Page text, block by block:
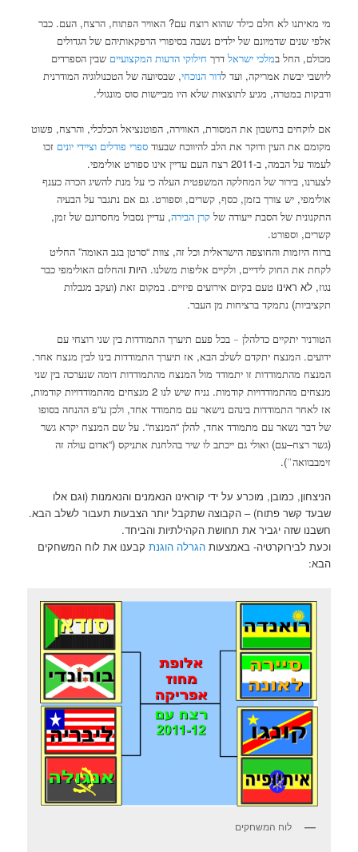
מי מאיתנו לא חלם כילד שהוא רוצח עם?האוויר הפתוח,הרצח,העם.כבר
אלפי שנים שדמיונם של ילדים נשבה בסיפורי הרפקאותיהם של הגדולים
מכולם,החל במלכי ישראל דרך חילוקי הדעות המקצועיים שבין הספרדים
ליושבי יבשת אמריקה,ועד לדור הנוכחי,שבסיועה של הטכנולוגיה המודרנית
ודבקות במטרה, מגיע לתוצאות שלא היו מביישות סוס מונגולי.
אם לוקחים בחשבון את המסורת,האווירה,הפוטנציאל הכלכלי,והרצח, פשוט
מקומם את העין ודוקר את הלב להיווכח שבעודספרי פודלים וציידי יונים זכו
לעמוד על הבמה,ב-2011 רצח העם עדיין אינו ספורט אולימפי.
לצערנו,בירור של המחלקה המשפטית העלה כי על מנת להשיג הכרה כענף
אולימפי,יש צורך בזמן,כסף,קשרים,וספורט.גם אם נתגבר על הבעיה
התקנונית של הסבת ייעודה שלקרן הבירה,עדיין נסבול מחסרונם של זמן,
קשרים,וספורט.
ברוח היזמות והחוצפה הישראלית וכל זה,צוות“סרטן בגב האומה”החליט
לקחת את החוק לידיים,ולקיים אליפות משלנו. היות והחלום האולימפי כבר
נגוז, לא ראינו טעם בקיום אירועים פיזיים.במקום זאת(ועקב מגבלות
תקציביות)נתמקד ברציחות מן העבר.
הטורניר יתקיים כדלהלן – בכל פעם תיערך התמודדות בין שני רוצחי עם
ידועים.המנצח יתקדם לשלב הבא,אז תיערך התמודדות בינו לבין מנצח אחר.
המנצח מהתמודדות זו יתמודד מול המנצח מהתמודדות דומה שנערכה בין שני
מנצחים מהתמודדויות קודמות.נניח שיש לנו2 מנצחים מהתמודדויות קודמות,
אז לאחר התמודדות בינהם נישאר עם מתמודד אחד,ולכן ע“פ ההנחה בסופו
של דבר נשאר עם מתמודד אחד,להלן“המנצח“.על שם המנצח יקרא גשר
(גשר רצח–עם)ואולי גם ייכתב לו שיר בהלחנת אתניקס(“אדום עולה זה
זימבבוואה”).
הניצחון, כמובן, מוכרע על ידי קוראינו הנאמנים והנאמנות (וגם אלו
שבעד קשר פתוח) – הקבוצה שתקבל יותר הצבעות תעבור לשלב הבא.
חשבנו שזה יגביר את תחושת הקהילתיות והביחד.
וכעת לבירוקרטיה- באמצעותהגרלה הוגנת קבענו את לוח המשחקים
הבא:
לוח המשחקים